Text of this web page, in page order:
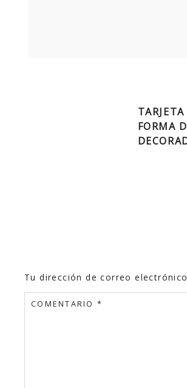
de
FORMA
Tu dirección de correo
COMENTARIO *